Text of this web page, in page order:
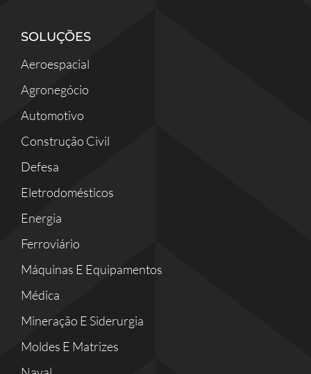
SOLUÇÕES
Aeroespacial
Agronegócio
Automotivo
Construção Civil
Defesa
Eletrodomésticos
Energia
Ferroviário
Máquinas E Equipamentos
Médica
Mineração E Siderurgia
Moldes E Matrizes